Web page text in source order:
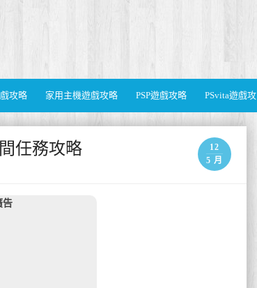
攻略 家用主機遊戲攻略 PSP遊戲攻略 PSvita遊戲
任務攻略
12
5 月
告